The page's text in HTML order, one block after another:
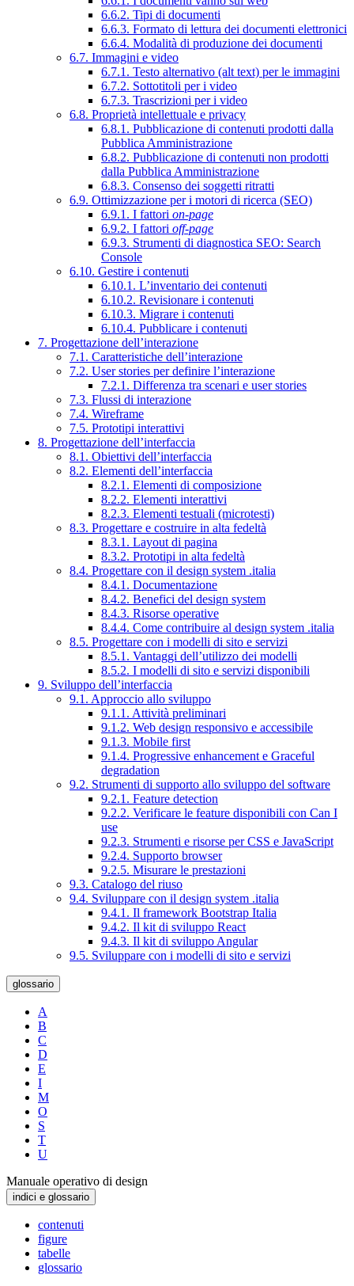
6.6.2. Tipi di documenti
6.6.3. Formato di lettura dei documenti elettronici
6.6.4. Modalità di produzione dei documenti
6.7. Immagini e video
6.7.1. Testo alternativo (alt text) per le immagini
6.7.2. Sottotitoli per i video
6.7.3. Trascrizioni per i video
6.8. Proprietà intellettuale e privacy
6.8.1. Pubblicazione di contenuti prodotti dalla
Pubblica Amministrazione
6.8.2. Pubblicazione di contenuti non prodotti
dalla Pubblica Amministrazione
6.8.3. Consenso dei soggetti ritratti
6.9. Ottimizzazione per i motori di ricerca (SEO)
6.9.1. I fattori on-page
6.9.2. I fattori off-page
6.9.3. Strumenti di diagnostica SEO: Search
Console
6.10. Gestire i contenuti
6.10.1. L’inventario dei contenuti
6.10.2. Revisionare i contenuti
6.10.3. Migrare i contenuti
6.10.4. Pubblicare i contenuti
7. Progettazione dell’interazione
7.1. Caratteristiche dell’interazione
7.2. User stories per definire l’interazione
7.2.1. Differenza tra scenari e user stories
7.3. Flussi di interazione
7.4. Wireframe
7.5. Prototipi interattivi
8. Progettazione dell’interfaccia
8.1. Obiettivi dell’interfaccia
8.2. Elementi dell’interfaccia
8.2.1. Elementi di composizione
8.2.2. Elementi interattivi
8.2.3. Elementi testuali (microtesti)
8.3. Progettare e costruire in alta fedeltà
8.3.1. Layout di pagina
8.3.2. Prototipi in alta fedeltà
8.4. Progettare con il design system .italia
8.4.1. Documentazione
8.4.2. Benefici del design system
8.4.3. Risorse operative
8.4.4. Come contribuire al design system .italia
8.5. Progettare con i modelli di sito e servizi
8.5.1. Vantaggi dell’utilizzo dei modelli
8.5.2. I modelli di sito e servizi disponibili
9. Sviluppo dell’interfaccia
9.1. Approccio allo sviluppo
9.1.1. Attività preliminari
9.1.2. Web design responsivo e accessibile
9.1.3. Mobile first
9.1.4. Progressive enhancement e Graceful
degradation
9.2. Strumenti di supporto allo sviluppo del software
9.2.1. Feature detection
9.2.2. Verificare le feature disponibili con Can I
use
9.2.3. Strumenti e risorse per CSS e JavaScript
9.2.4. Supporto browser
9.2.5. Misurare le prestazioni
9.3. Catalogo del riuso
9.4. Sviluppare con il design system .italia
9.4.1. Il framework Bootstrap Italia
9.4.2. Il kit di sviluppo React
9.4.3. Il kit di sviluppo Angular
9.5. Sviluppare con i modelli di sito e servizi
glossario
A
B
C
D
E
I
M
O
S
T
U
Manuale operativo di design
indici e glossario
contenuti
figure
tabelle
glossario